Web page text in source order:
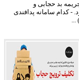
حجابی و
بود. - کدام سامانه پدافندی